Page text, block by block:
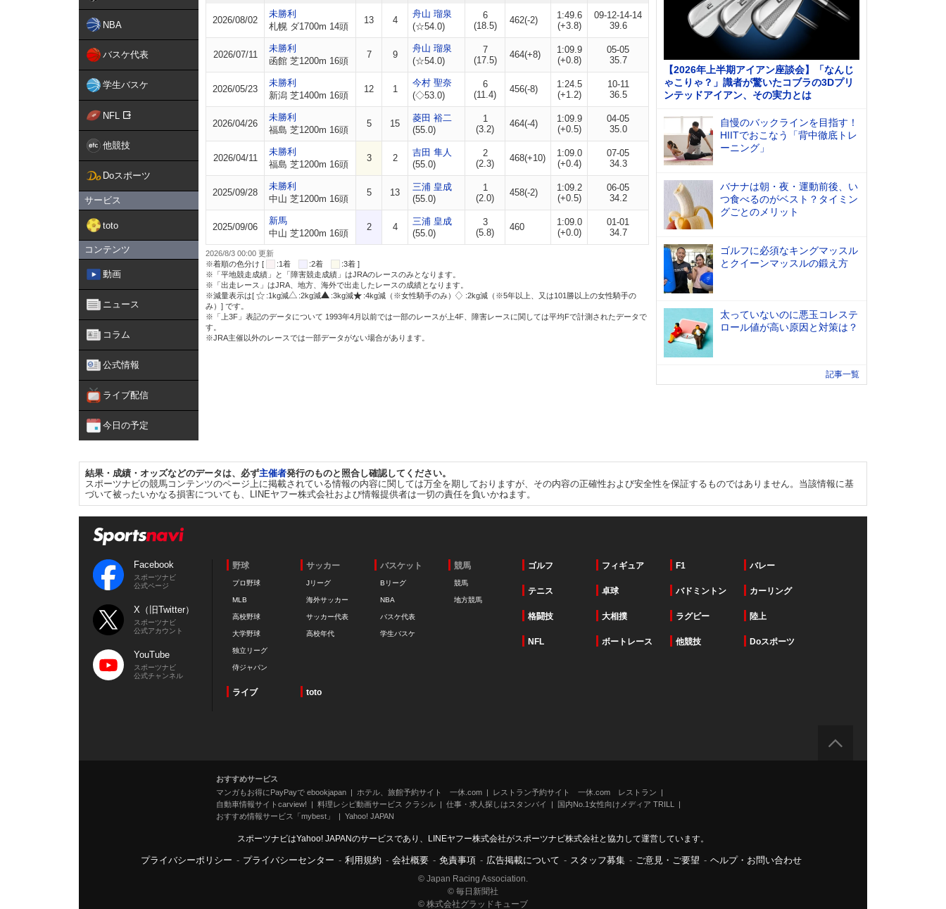
NBA
バスケ代表
学生バスケ
NFL
他競技
Doスポーツ
サービス
toto
コンテンツ
動画
ニュース
コラム
公式情報
ライブ配信
今日の予定
2026/08/02
未勝利
札幌 ダ1700m 14頭
13 4
舟山 瑠泉
(☆54.0)
6
(18.5)
462(-2)
1:49.6
(+3.8)
09-12-14-14
39.6
2026/07/11
未勝利
函館 芝1200m 16頭
7 9
舟山 瑠泉
(☆54.0)
7
(17.5)
464(+8)
1:09.9
(+0.8)
05-05
35.7
2026/05/23
未勝利
新潟 芝1400m 16頭
12 1
今村 聖奈
(◇53.0)
6
(11.4)
456(-8)
1:24.5
(+1.2)
10-11
36.5
2026/04/26
未勝利
福島 芝1200m 16頭
5 15
菱田 裕二
(55.0)
1
(3.2)
464(-4)
1:09.9
(+0.5)
04-05
35.0
2026/04/11
未勝利
福島 芝1200m 16頭
3 2
吉田 隼人
(55.0)
2
(2.3)
468(+10)
1:09.0
(+0.4)
07-05
34.3
2025/09/28
未勝利
中山 芝1200m 16頭
5 13
三浦 皇成
(55.0)
1
(2.0)
458(-2)
1:09.2
(+0.5)
06-05
34.2
2025/09/06
新馬
中山 芝1200m 16頭
2 4
三浦 皇成
(55.0)
3
(5.8)
460
1:09.0
(+0.0)
01-01
34.7
2026/8/3 00:00 更新
※着順の色分け [
:1着 :2着
:3着 ]
※「平地競走成績」と「障害競走成績」はJRAのレースのみとなります。
※「出走レース」はJRA、地方、海外で出走したレースの成績となります。
※減量表示は[
:1kg減 :2kg減 :3kg減 :4kg減（※女性騎手のみ）
:2kg減（※5年以上、又は101勝以上の女性騎手の
み）] です。
※「上3F」表記のデータについて 1993年4月以前では一部のレースが上4F、障害レースに関しては平均Fで計測されたデータで
す。
※JRA主催以外のレースでは一部データがない場合があります。
【2026年上半期アイアン座談会】「なんじ
ゃこりゃ？」識者が驚いたコブラの3Dプリ
ンテッドアイアン、その実力とは
自慢のバックラインを目指す！
HIITでおこなう「背中徹底トレ
ーニング」
バナナは朝・夜・運動前後、い
つ食べるのがベスト？タイミン
グごとのメリット
ゴルフに必須なキングマッスル
とクイーンマッスルの鍛え方
太っていないのに悪玉コレステ
ロール値が高い原因と対策は？
記事一覧
結果・成績・オッズなどのデータは、必ず主催者発行のものと照合し確認してください。
スポーツナビの競馬コンテンツのページ上に掲載されている情報の内容に関しては万全を期しておりますが、その内容の正確性および安全性を保証するものではありません。当該情報に基
づいて被ったいかなる損害についても、LINEヤフー株式会社および情報提供者は一切の責任を負いかねます。
Facebook
スポーツナビ
公式ページ
X（旧Twitter）
スポーツナビ
公式アカウント
YouTube
スポーツナビ
公式チャンネル
野球
プロ野球
MLB
高校野球
大学野球
独立リーグ
侍ジャパン
サッカー
Jリーグ
海外サッカー
サッカー代表
高校年代
バスケット
Bリーグ
NBA
バスケ代表
学生バスケ
競馬
競馬
地方競馬
ゴルフ フィギュア F1 バレー
テニス 卓球 バドミントン カーリング
格闘技 大相撲 ラグビー 陸上
NFL ボートレース 他競技 Doスポーツ
ライブ toto
おすすめサービス
マンガもお得にPayPayで ebookjapan
ホテル、旅館予約サイト 一休.com
レストラン予約サイト 一休.com レストラン
自動車情報サイトcarview!
料理レシピ動画サービス クラシル 仕事・求人探しはスタンバイ
国内No.1女性向けメディア TRILL
おすすめ情報サービス「mybest」
Yahoo! JAPAN
スポーツナビはYahoo! JAPANのサービスであり、LINEヤフー株式会社がスポーツナビ株式会社と協力して運営しています。
プライバシーポリシー - プライバシーセンター - 利用規約 - 会社概要 - 免責事項 - 広告掲載について - スタッフ募集 - ご意見・ご要望 - ヘルプ・お問い合わせ
© Japan Racing Association.
© 毎日新聞社
© 株式会社グラッドキューブ